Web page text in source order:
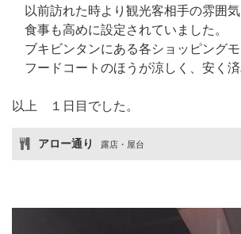
以前訪れた時より観光客相手の雰囲気
食事も高めに設定されていました。
ブキビンタンにある各ショッピング
フードコートのほうが涼しく、安く済
以上 １日目でした。
アロー通り 露店・屋台